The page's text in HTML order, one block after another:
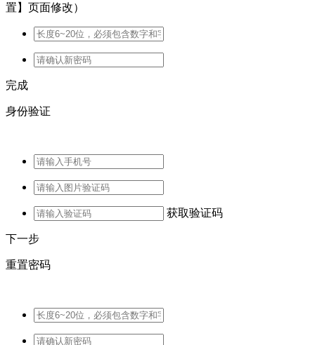
置】页面修改）
完成
身份验证
获取验证码
下一步
重置密码